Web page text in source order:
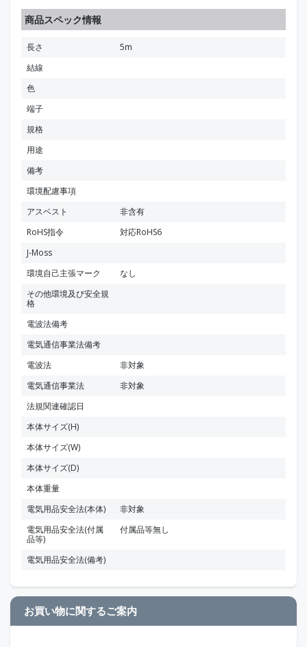
商品スペック情報
長さ
5m
結線
色
端子
規格
用途
備考
環境配慮事項
アスベスト
非含有
RoHS指令
対応RoHS6
J-Moss
環境自己主張マーク
なし
その他環境及び安全規
格
電波法備考
電気通信事業法備考
電波法
非対象
電気通信事業法
非対象
法規関連確認日
本体サイズ(H)
本体サイズ(W)
本体サイズ(D)
本体重量
電気用品安全法(本体)
非対象
電気用品安全法(付属
品等)
付属品等無し
電気用品安全法(備考)
お買い物に関するご案内